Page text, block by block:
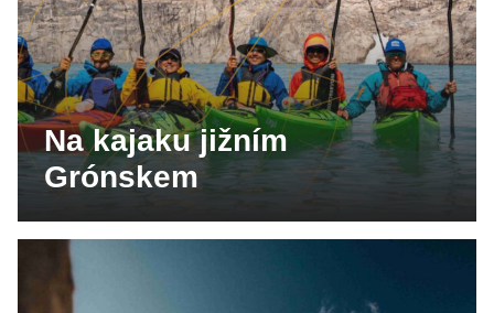
Na kajaku jižním
Grónskem